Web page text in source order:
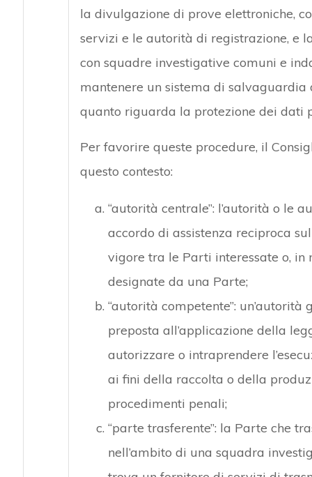
la divulgazione di prove elettroniche,
servizi e le autorità di registrazione, e
con squadre investigative comuni e
mantenere un sistema di
quanto riguarda la protezione dei dati
Per favorire queste procedure, il
questo contesto:
“autorità centrale”: l’autorità o le
accordo di assistenza reciproca
vigore tra le Parti interessate o, in
designate da una Parte;
“autorità competente”:
preposta all’applicazione della
autorizzare o intraprendere
ai fini della raccolta o della
procedimenti penali;
“parte trasferente”: la Parte che
nell’ambito di una squadra